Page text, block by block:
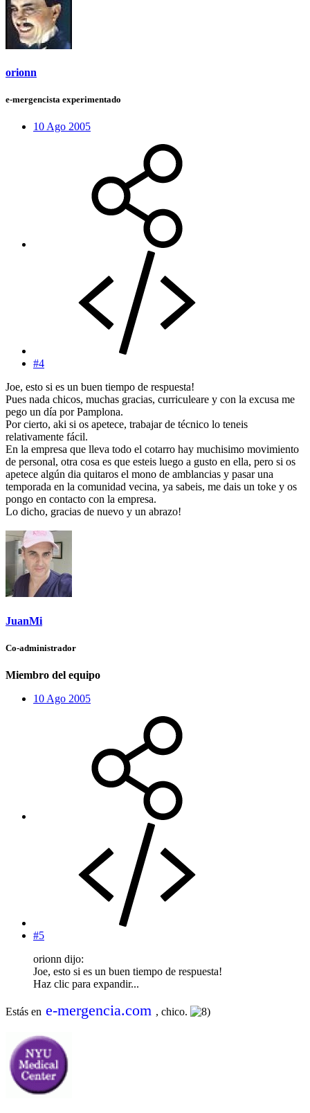
orionn
e-mergencista experimentado
10 Ago 2005
#4
Joe, esto si es un buen tiempo de respuesta!
Pues nada chicos, muchas gracias, curriculeare y con la excusa me
pego un día por Pamplona.
Por cierto, aki si os apetece, trabajar de técnico lo teneis
relativamente fácil.
En la empresa que lleva todo el cotarro hay muchisimo movimiento
de personal, otra cosa es que esteis luego a gusto en ella, pero si os
apetece algún dia quitaros el mono de amblancias y pasar una
temporada en la comunidad vecina, ya sabeis, me dais un toke y os
pongo en contacto con la empresa.
Lo dicho, gracias de nuevo y un abrazo!
JuanMi
Co-administrador
Miembro del equipo
10 Ago 2005
#5
orionn dijo:
Joe, esto si es un buen tiempo de respuesta!
Haz clic para expandir...
Estás en e-mergencia.com , chico.